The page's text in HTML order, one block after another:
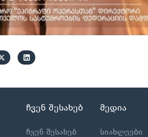
ჩვენ შესახებ
ჩვენ შესახებ
მედია
სიახლეები